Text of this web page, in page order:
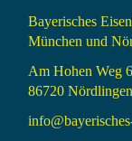
Bayerisches
München und
Am Hohen Weg
86720 Nördlingen